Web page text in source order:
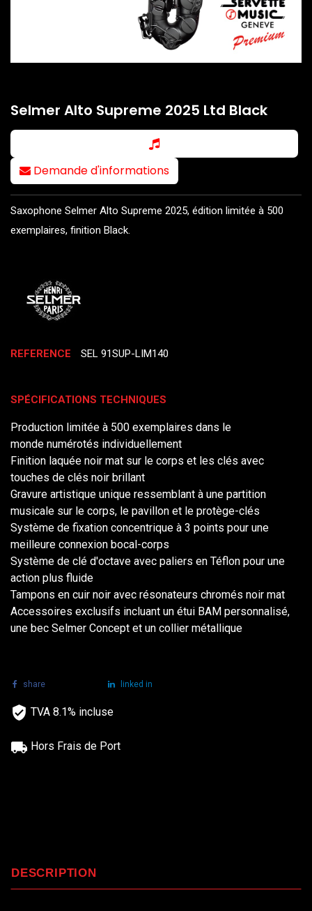
Selmer Alto Supreme 2025 Ltd Black
Demande d'informations
Saxophone Selmer Alto Supreme 2025, édition limitée à 500
exemplaires, finition Black.
REFERENCE SEL 91SUP-LIM140
SPÉCIFICATIONS TECHNIQUES
Production limitée à 500 exemplaires dans le
monde numérotés individuellement
Finition laquée noir mat sur le corps et les clés avec
touches de clés noir brillant
Gravure artistique unique ressemblant à une partition
musicale sur le corps, le pavillon et le protège-clés
Système de fixation concentrique à 3 points pour une
meilleure connexion bocal-corps
Système de clé d'octave avec paliers en Téflon pour une
action plus fluide
Tampons en cuir noir avec résonateurs chromés noir mat
Accessoires exclusifs incluant un étui BAM personnalisé,
une bec Selmer Concept et un collier métallique
share linked in
TVA 8.1% incluse
Hors Frais de Port
DESCRIPTION